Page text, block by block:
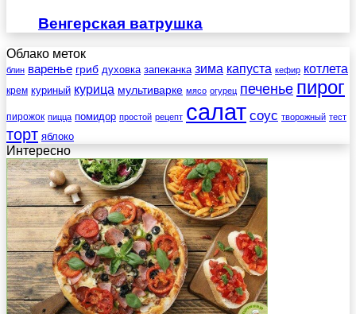
Венгерская ватрушка
Облако меток
блин варенье гриб духовка запеканка зима капуста кефир котлета
крем куриный курица мультиварке мясо огурец печенье пирог
пирожок пицца помидор простой рецепт салат соус творожный тест
торт яблоко
Интересно